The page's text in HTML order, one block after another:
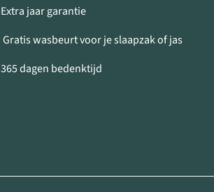
Extra jaar garantie
Gratis wasbeurt voor je slaapzak of jas
365 dagen bedenktijd